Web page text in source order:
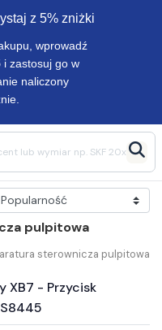
z 5% zniżki
wprowadź
i zastosuj go w
naliczony
pulpitowa
sterownicza pulpitowa
XB7 - Przycisk